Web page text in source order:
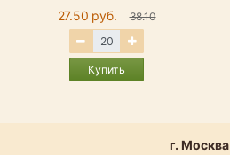
27.50 руб. 38.10
Купить
г. Москва